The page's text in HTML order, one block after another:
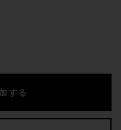
する